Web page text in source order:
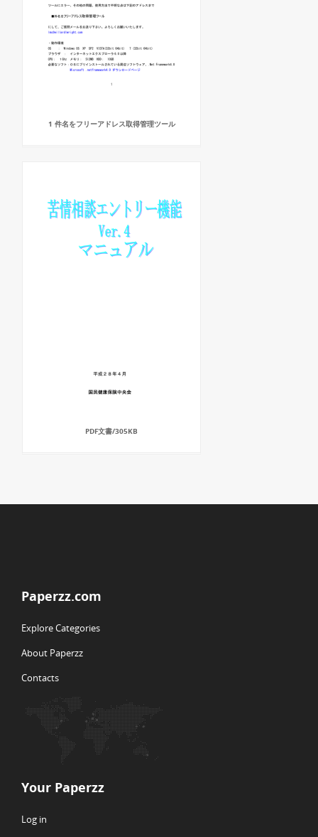
1 件名をフリーアドレス取得管理ツール
PDF文書/305KB
Paperzz.com
Explore Categories
About Paperzz
Contacts
Your Paperzz
Log in